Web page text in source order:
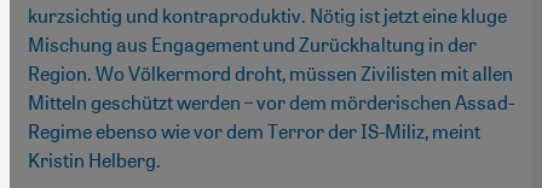
kurzsichtig und kontraproduktiv. Nötig ist jetzt eine kluge
Mischung aus Engagement und Zurückhaltung in der
Region. Wo Völkermord droht, müssen Zivilisten mit allen
Mitteln geschützt werden – vor dem mörderischen Assad-
Regime ebenso wie vor dem Terror der IS-Miliz, meint
Kristin Helberg.